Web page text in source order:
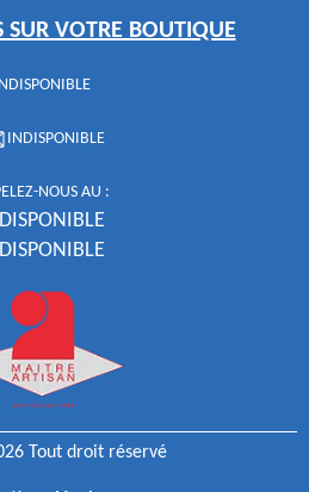
SUR VOTRE BOUTIQUE
INDISPONIBLE
NOUS AU :
Tout droit réservé